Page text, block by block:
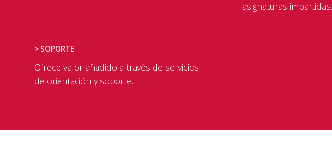
asignaturas impartidas.
> SOPORTE
Ofrece valor añadido a través de servicios
de orientación y soporte.